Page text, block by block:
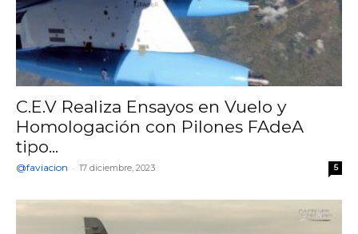
C.E.V Realiza Ensayos en Vuelo y
Homologación con Pilones FAdeA
tipo...
@faviacion - 17 diciembre, 2023 5